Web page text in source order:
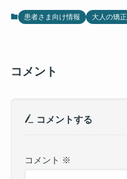
患者さま向け情報 大人の矯正
コメント
コメントする
コメント ※